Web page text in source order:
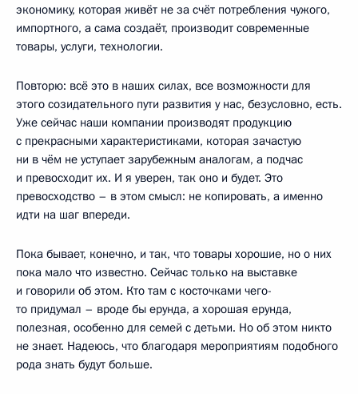
экономику, которая живёт не за счёт потребления чужого,
импортного, а сама создаёт, производит современные
товары, услуги, технологии.
Повторю: всё это в наших силах, все возможности для
этого созидательного пути развития у нас, безусловно, есть.
Уже сейчас наши компании производят продукцию
с прекрасными характеристиками, которая зачастую
ни в чём не уступает зарубежным аналогам, а подчас
и превосходит их. И я уверен, так оно и будет. Это
превосходство – в этом смысл: не копировать, а именно
идти на шаг впереди.
Пока бывает, конечно, и так, что товары хорошие, но о них
пока мало что известно. Сейчас только на выставке
и говорили об этом. Кто там с косточками чего-
то придумал – вроде бы ерунда, а хорошая ерунда,
полезная, особенно для семей с детьми. Но об этом никто
не знает. Надеюсь, что благодаря мероприятиям подобного
рода знать будут больше.